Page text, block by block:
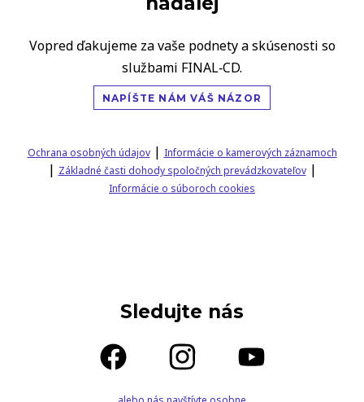
Vopred ďakujeme za vaše podnety a skúsenosti so
službami FINAL‑CD.
NAPÍŠTE NÁM VÁŠ NÁZOR
Ochrana osobných údajov| Informácie o kamerových záznamoch
| Základné časti dohody spoločných prevádzkovateľov|
Informácie o súboroch cookies
Sledujte nás